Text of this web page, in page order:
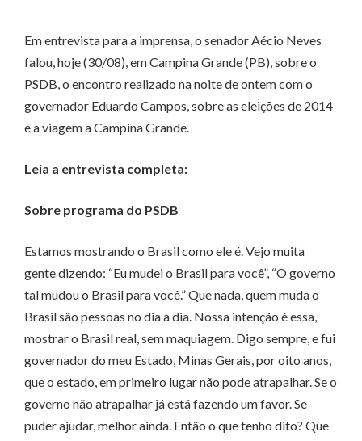
Em entrevista para a imprensa, o senador Aécio Neves
falou, hoje (30/08), em Campina Grande (PB), sobre o
PSDB, o encontro realizado na noite de ontem com o
governador Eduardo Campos, sobre as eleições de 2014
e a viagem a Campina Grande.
Leia a entrevista completa:
Sobre programa do PSDB
Estamos mostrando o Brasil como ele é. Vejo muita
gente dizendo: “Eu mudei o Brasil para você”, “O governo
tal mudou o Brasil para você.” Que nada, quem muda o
Brasil são pessoas no dia a dia. Nossa intenção é essa,
mostrar o Brasil real, sem maquiagem. Digo sempre, e fui
governador do meu Estado, Minas Gerais, por oito anos,
que o estado, em primeiro lugar não pode atrapalhar. Se o
governo não atrapalhar já está fazendo um favor. Se
puder ajudar, melhor ainda. Então o que tenho dito? Que